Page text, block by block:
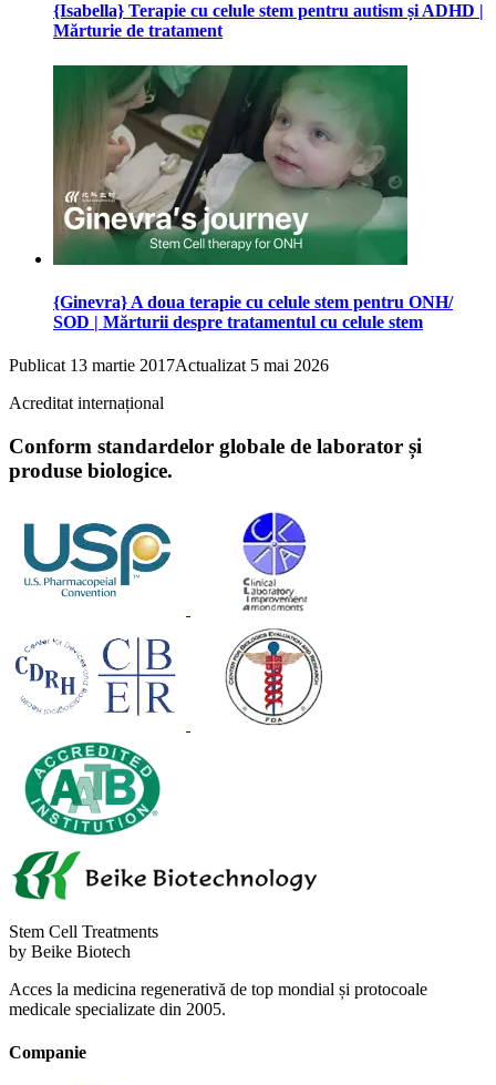
{Isabella} Terapie cu celule stem pentru autism și ADHD |
Mărturie de tratament
{Ginevra} A doua terapie cu celule stem pentru ONH/
SOD | Mărturii despre tratamentul cu celule stem
Publicat 13 martie 2017Actualizat 5 mai 2026
Acreditat internațional
Conform standardelor globale de laborator și
produse biologice.
Stem Cell Treatments
by Beike Biotech
Acces la medicina regenerativă de top mondial și protocoale
medicale specializate din 2005.
Companie